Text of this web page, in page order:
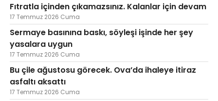
Fıtratla içinden çıkamazsınız. Kalanlar için devam
17 Temmuz 2026 Cuma
Sermaye basınına baskı, söyleşi işinde her şey
yasalara uygun
17 Temmuz 2026 Cuma
Bu çile ağustosu görecek. Ova’da ihaleye itiraz
asfaltı aksattı
17 Temmuz 2026 Cuma